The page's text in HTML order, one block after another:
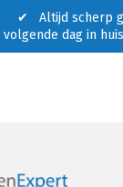
✔ Altijd scherp
dag in